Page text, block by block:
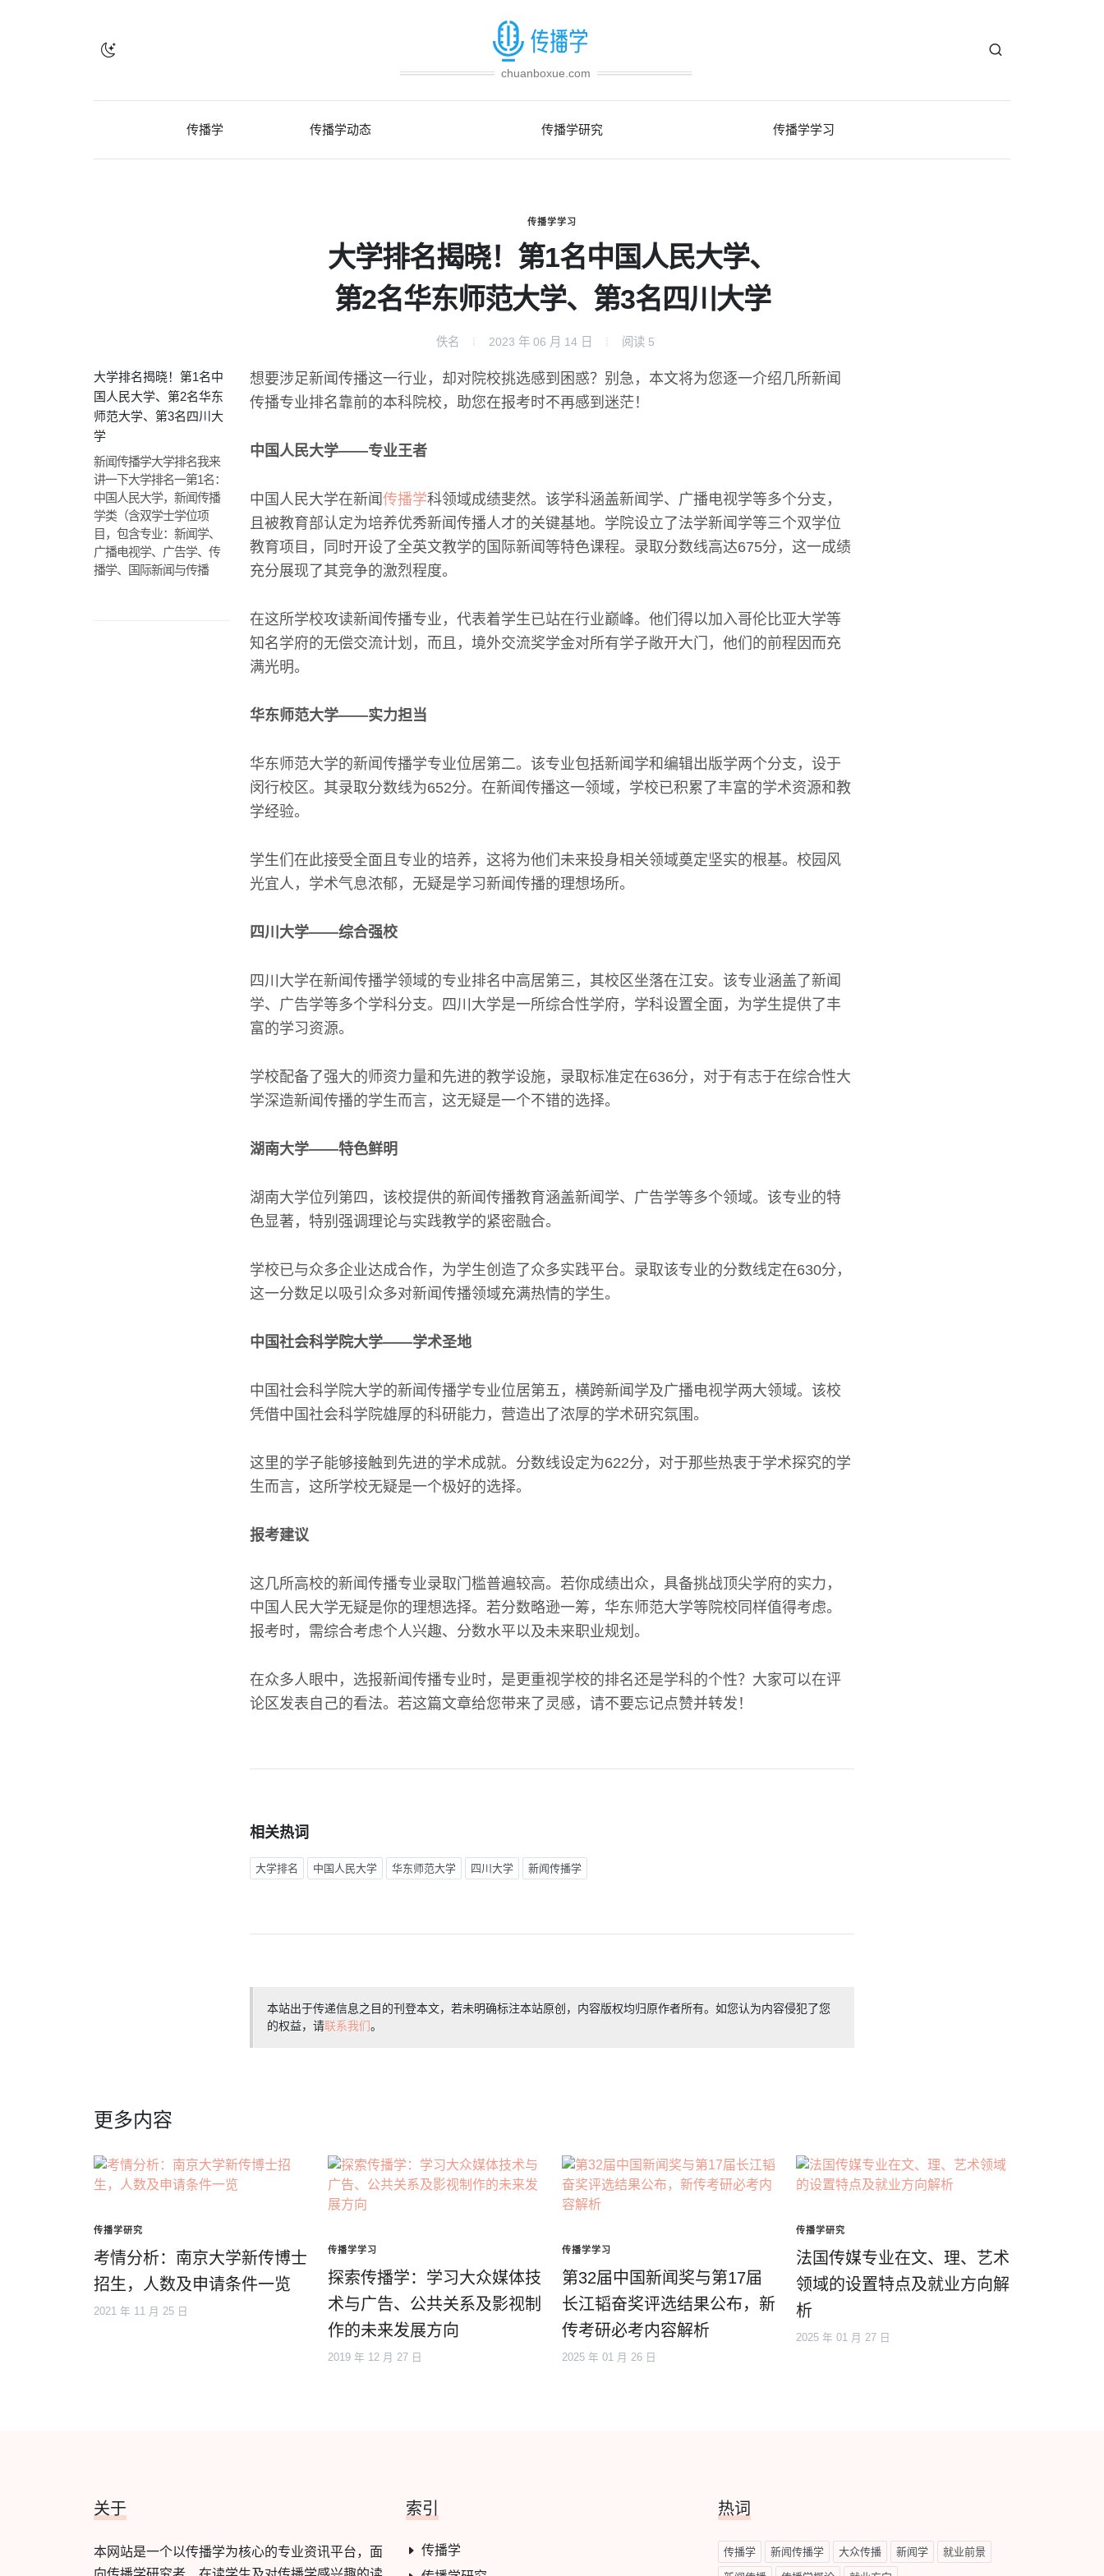
chuanboxue.com
传播学 传播学动态 传播学研究 传播学学习
传播学学习
大学排名揭晓！第1名中国人民大学、
第2名华东师范大学、第3名四川大学
佚名 2023 年 06 月 14 日 阅读 5
大学排名揭晓！第1名中
国人民大学、第2名华东
师范大学、第3名四川大
学
新闻传播学大学排名我来
讲一下大学排名一第1名：
中国人民大学，新闻传播
学类（含双学士学位项
目，包含专业：新闻学、
广播电视学、广告学、传
播学、国际新闻与传播
想要涉足新闻传播这一行业，却对院校挑选感到困惑？别急，本文将为您逐一介绍几所新闻
传播专业排名靠前的本科院校，助您在报考时不再感到迷茫！
中国人民大学——专业王者
中国人民大学在新闻 传播学科领域成绩斐然。该学科涵盖新闻学、广播电视学等多个分支，
且被教育部认定为培养优秀新闻传播人才的关键基地。学院设立了法学新闻学等三个双学位
教育项目，同时开设了全英文教学的国际新闻等特色课程。录取分数线高达675分，这一成绩
充分展现了其竞争的激烈程度。
在这所学校攻读新闻传播专业，代表着学生已站在行业巅峰。他们得以加入哥伦比亚大学等
知名学府的无偿交流计划，而且，境外交流奖学金对所有学子敞开大门，他们的前程因而充
满光明。
华东师范大学——实力担当
华东师范大学的新闻传播学专业位居第二。该专业包括新闻学和编辑出版学两个分支，设于
闵行校区。其录取分数线为652分。在新闻传播这一领域，学校已积累了丰富的学术资源和教
学经验。
学生们在此接受全面且专业的培养，这将为他们未来投身相关领域奠定坚实的根基。校园风
光宜人，学术气息浓郁，无疑是学习新闻传播的理想场所。
四川大学——综合强校
四川大学在新闻传播学领域的专业排名中高居第三，其校区坐落在江安。该专业涵盖了新闻
学、广告学等多个学科分支。四川大学是一所综合性学府，学科设置全面，为学生提供了丰
富的学习资源。
学校配备了强大的师资力量和先进的教学设施，录取标准定在636分，对于有志于在综合性大
学深造新闻传播的学生而言，这无疑是一个不错的选择。
湖南大学——特色鲜明
湖南大学位列第四，该校提供的新闻传播教育涵盖新闻学、广告学等多个领域。该专业的特
色显著，特别强调理论与实践教学的紧密融合。
学校已与众多企业达成合作，为学生创造了众多实践平台。录取该专业的分数线定在630分，
这一分数足以吸引众多对新闻传播领域充满热情的学生。
中国社会科学院大学——学术圣地
中国社会科学院大学的新闻传播学专业位居第五，横跨新闻学及广播电视学两大领域。该校
凭借中国社会科学院雄厚的科研能力，营造出了浓厚的学术研究氛围。
这里的学子能够接触到先进的学术成就。分数线设定为622分，对于那些热衷于学术探究的学
生而言，这所学校无疑是一个极好的选择。
报考建议
这几所高校的新闻传播专业录取门槛普遍较高。若你成绩出众，具备挑战顶尖学府的实力，
中国人民大学无疑是你的理想选择。若分数略逊一筹，华东师范大学等院校同样值得考虑。
报考时，需综合考虑个人兴趣、分数水平以及未来职业规划。
在众多人眼中，选报新闻传播专业时，是更重视学校的排名还是学科的个性？大家可以在评
论区发表自己的看法。若这篇文章给您带来了灵感，请不要忘记点赞并转发！
相关热词
大学排名 中国人民大学 华东师范大学 四川大学 新闻传播学
本站出于传递信息之目的刊登本文，若未明确标注本站原创，内容版权均归原作者所有。如您认为内容侵犯了您
的权益，请联系我们。
更多内容
传播学研究
考情分析：南京大学新传博士
招生，人数及申请条件一览
2021 年 11 月 25 日
传播学学习
探索传播学：学习大众媒体技
术与广告、公共关系及影视制
作的未来发展方向
2019 年 12 月 27 日
传播学学习
第32届中国新闻奖与第17届
长江韬奋奖评选结果公布，新
传考研必考内容解析
2025 年 01 月 26 日
传播学研究
法国传媒专业在文、理、艺术
领域的设置特点及就业方向解
析
2025 年 01 月 27 日
关于
本网站是一个以传播学为核心的专业资讯平台，面
索引
传播学
热词
传播学 新闻传播学 大众传播 新闻学 就业前景